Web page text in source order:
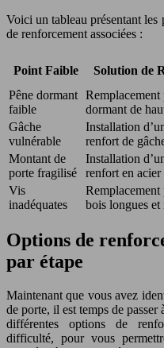
Voici un tableau présentant
de renforcement associées :
Point Faible Solution de
Pêne dormant
faible
Remplacement
dormant de
Gâche
vulnérable
Installation
renfort de
Montant de
porte fragilisé
Installation
renfort en acier
Vis
inadéquates
Remplacement
bois longues et
Options de
par étape
Maintenant que vous avez
de porte, il est temps de passer
différentes options de
difficulté, pour vous